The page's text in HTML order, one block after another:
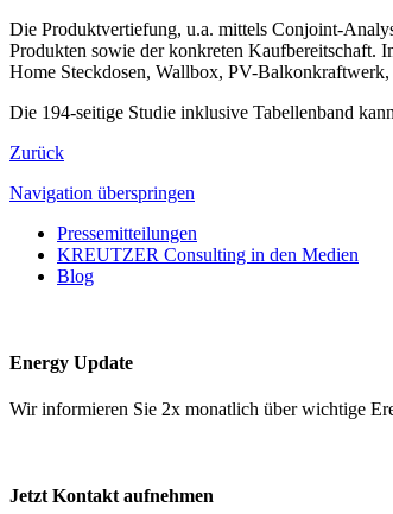
Die Produktvertiefung, u.a. mittels Conjoint-
Produkten sowie der konkreten Kaufbereitschaft.
Home Steckdosen, Wallbox, PV-
Die 194-seitige Studie inklusive Tabellenband kann
Zurück
Navigation überspringen
Pressemitteilungen
KREUTZER Consulting in den Medien
Blog
Energy Update
Wir informieren Sie 2x monatlich über wichtige
Jetzt Kontakt aufnehmen